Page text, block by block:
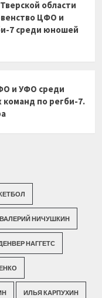
области
ЦФО и
7 среди юношей
и УФО среди
команд по регби-7.
ВАЛЕРИЙ НИЧУШКИН
НАГГЕТС
ИЛЬЯ КАРПУХИН